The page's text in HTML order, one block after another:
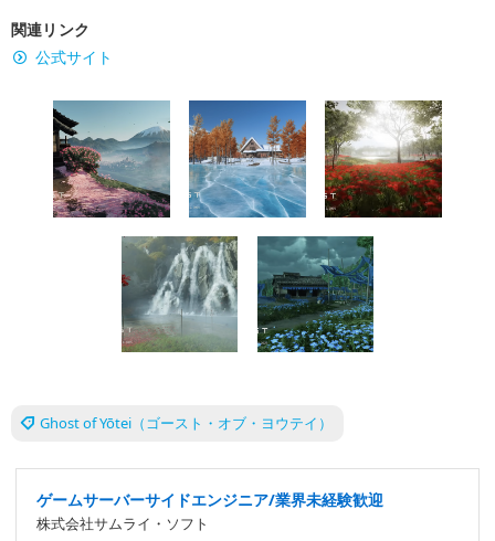
関連リンク
公式サイト
Ghost of Yōtei（ゴースト・オブ・ヨウテイ）
ゲームサーバーサイドエンジニア/業界未経験歓迎
株式会社サムライ・ソフト